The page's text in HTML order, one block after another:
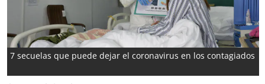
7 secuelas que puede dejar el coronavirus en los contagiados